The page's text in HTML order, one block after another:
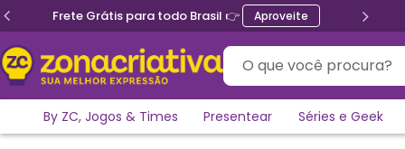
Frete Grátis para todo Brasil 👉 Aproveite
O que você procura?
By ZC, Jogos & Times Presentear Séries e Geek